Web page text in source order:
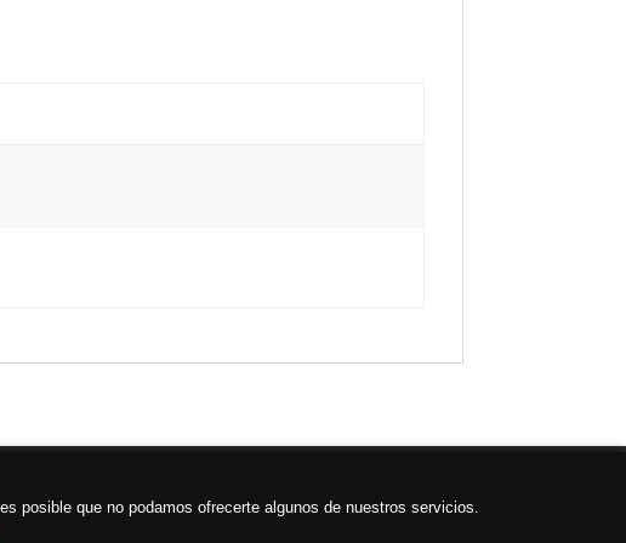
posible que no podamos ofrecerte algunos de nuestros servicios.